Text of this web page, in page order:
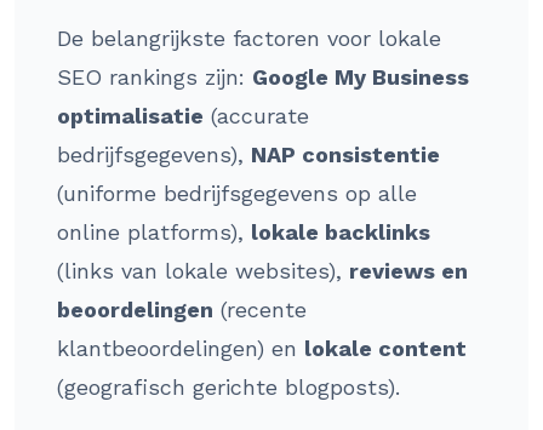
De belangrijkste factoren voor lokale
SEO rankings zijn: Google My Business
optimalisatie (accurate
bedrijfsgegevens), NAP consistentie
(uniforme bedrijfsgegevens op alle
online platforms), lokale backlinks
(links van lokale websites), reviews en
beoordelingen (recente
klantbeoordelingen) en lokale content
(geografisch gerichte blogposts).